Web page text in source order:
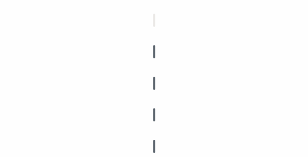
|
|
|
|
|